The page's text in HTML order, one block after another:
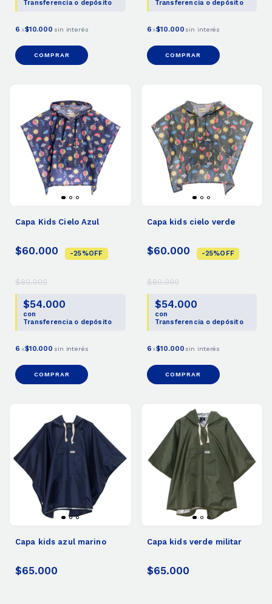
Transferencia o depósito
6 x$10.000 sin interés
COMPRAR
Transferencia o depósito
6x$10.000 sin interés
COMPRAR
Capa Kids Cielo Azul
$60.000 -25%OFF
$80.000
$54.000
con
Transferencia o depósito
6 x$10.000 sin interés
COMPRAR
Capa kids cielo verde
$60.000 -25%OFF
$80.000
$54.000
con
Transferencia o depósito
6x$10.000 sin interés
COMPRAR
Capa kids azul marino
$65.000
Capa kids verde militar
$65.000